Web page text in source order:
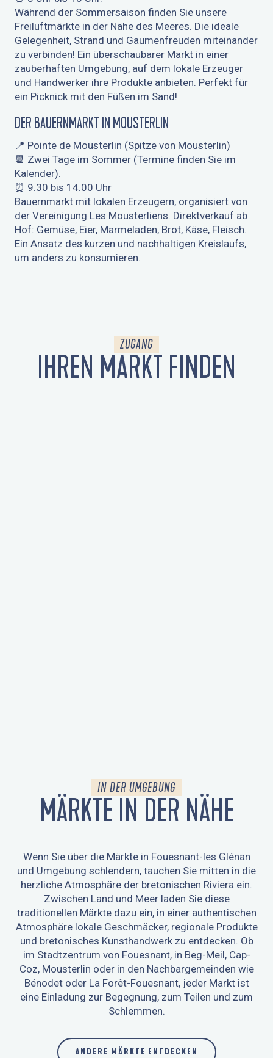
Während der Sommersaison finden Sie unsere
Freiluftmärkte in der Nähe des Meeres. Die ideale
Gelegenheit, Strand und Gaumenfreuden miteinander
zu verbinden! Ein überschaubarer Markt in einer
zauberhaften Umgebung, auf dem lokale Erzeuger
und Handwerker ihre Produkte anbieten. Perfekt für
ein Picknick mit den Füßen im Sand!
DER BAUERNMARKT IN MOUSTERLIN
📍 Pointe de Mousterlin (Spitze von Mousterlin)
📆 Zwei Tage im Sommer (Termine finden Sie im
Kalender).
⏰ 9.30 bis 14.00 Uhr
Bauernmarkt mit lokalen Erzeugern, organisiert von
der Vereinigung Les Mousterliens. Direktverkauf ab
Hof: Gemüse, Eier, Marmeladen, Brot, Käse, Fleisch.
Ein Ansatz des kurzen und nachhaltigen Kreislaufs,
um anders zu konsumieren.
ZUGANG
IHREN MARKT FINDEN
IN DER UMGEBUNG
MÄRKTE IN DER NÄHE
Wenn Sie über die Märkte in Fouesnant-les Glénan
und Umgebung schlendern, tauchen Sie mitten in die
herzliche Atmosphäre der bretonischen Riviera ein.
Zwischen Land und Meer laden Sie diese
traditionellen Märkte dazu ein, in einer authentischen
Atmosphäre lokale Geschmäcker, regionale Produkte
und bretonisches Kunsthandwerk zu entdecken. Ob
im Stadtzentrum von Fouesnant, in Beg-Meil, Cap-
Coz, Mousterlin oder in den Nachbargemeinden wie
Bénodet oder La Forêt-Fouesnant, jeder Markt ist
eine Einladung zur Begegnung, zum Teilen und zum
Schlemmen.
ANDERE MÄRKTE ENTDECKEN